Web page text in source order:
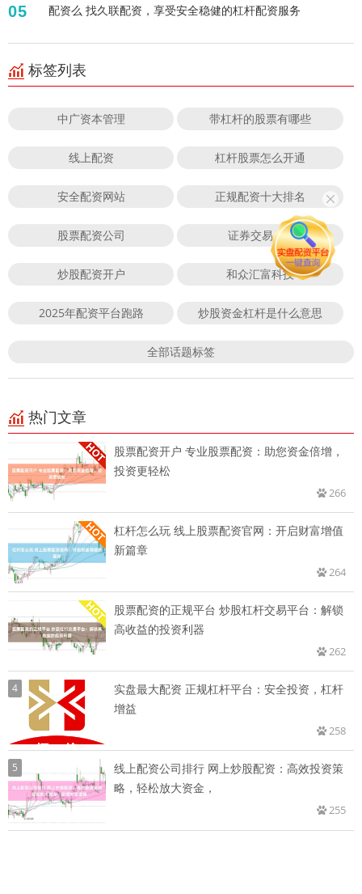
05 配资么 找久联配资，享受安全稳健的杠杆配资服务
标签列表
中广资本管理 带杠杆的股票有哪些
线上配资 杠杆股票怎么开通
安全配资网站 正规配资十大排名
股票配资公司 证券交易APP
炒股配资开户 和众汇富科技
2025年配资平台跑路 炒股资金杠杆是什么意思
全部话题标签
热门文章
股票配资开户 专业股票配资：助您资金倍增，
投资更轻松
266
杠杆怎么玩 线上股票配资官网：开启财富增值
新篇章
264
股票配资的正规平台 炒股杠杆交易平台：解锁
高收益的投资利器
262
4
实盘最大配资 正规杠杆平台：安全投资，杠杆
增益
258
5
线上配资公司排行 网上炒股配资：高效投资策
略，轻松放大资金，
255